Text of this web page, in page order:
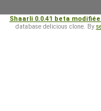
Shaarli 0.0.41 beta modifiée
database delicious clone. By